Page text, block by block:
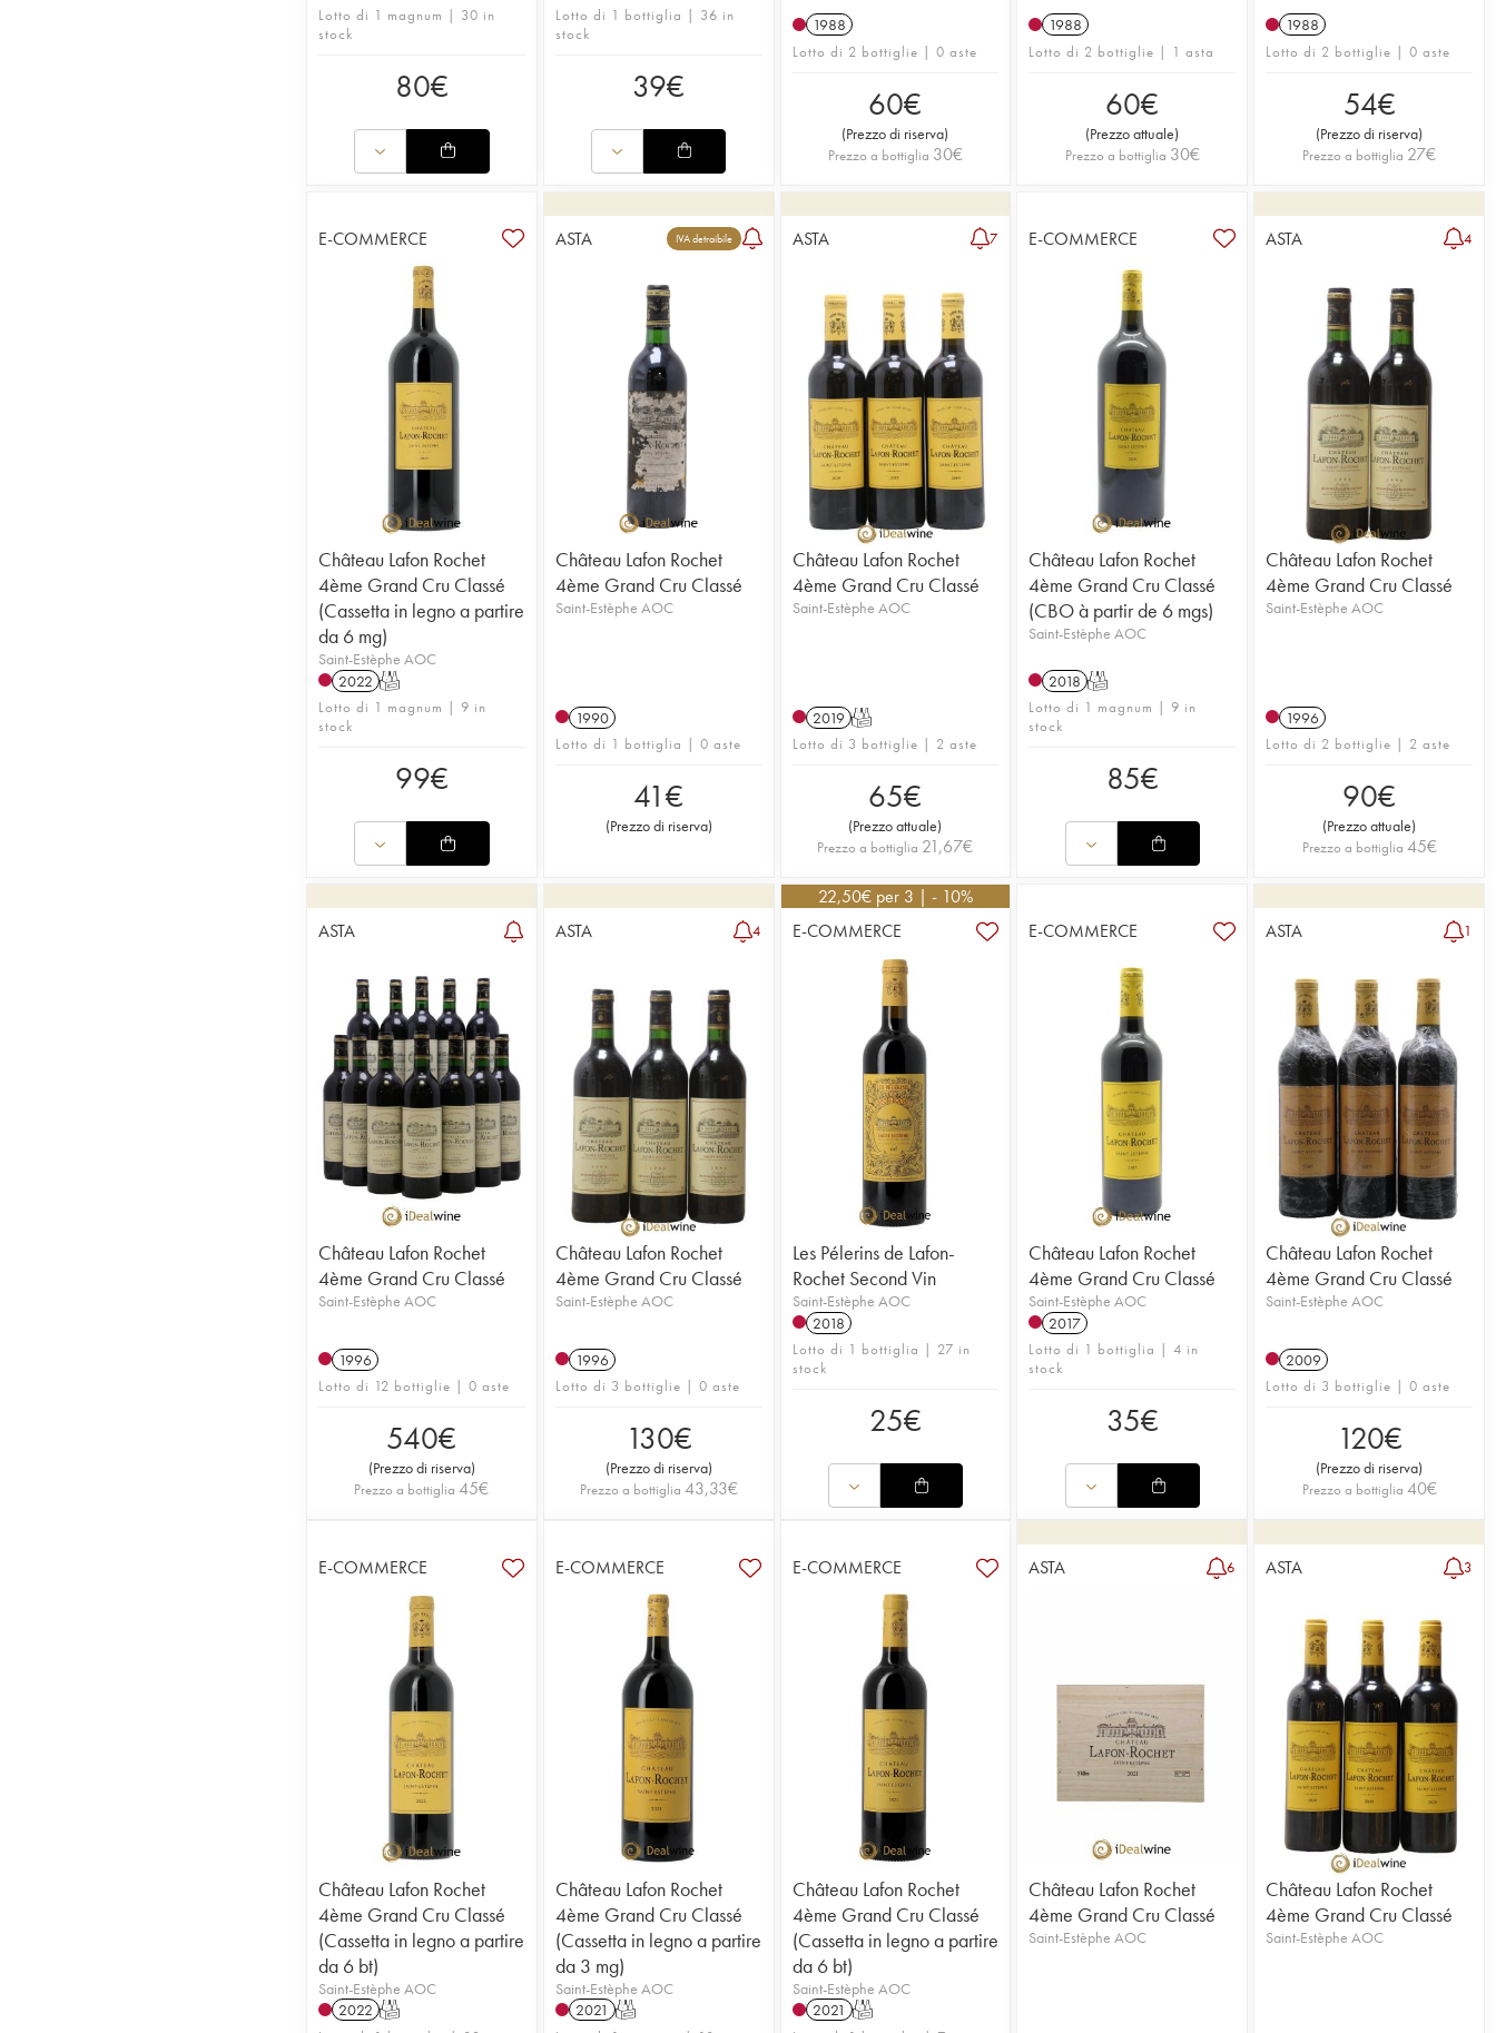
Lotto di 1 magnum | 30 in
stock
80€
Lotto di 1 bottiglia | 36 in
stock
39€
1988
Lotto di 2 bottiglie | 0 aste
60€
(Prezzo di riserva)
Prezzo a bottiglia 30€
1988
Lotto di 2 bottiglie | 1 asta
60€
(Prezzo attuale)
Prezzo a bottiglia 30€
1988
Lotto di 2 bottiglie | 0 aste
54€
(Prezzo di riserva)
Prezzo a bottiglia 27€
E-COMMERCE
Château Lafon Rochet
4ème Grand Cru Classé
(Cassetta in legno a partire
da 6 mg)
Saint-Estèphe AOC
2022 T
Lotto di 1 magnum | 9 in
stock
99€
ASTA IVA detraibile
Château Lafon Rochet
4ème Grand Cru Classé
Saint-Estèphe AOC
1990
Lotto di 1 bottiglia | 0 aste
41€
(Prezzo di riserva)
ASTA 7
Château Lafon Rochet
4ème Grand Cru Classé
Saint-Estèphe AOC
2019 T
Lotto di 3 bottiglie | 2 aste
65€
(Prezzo attuale)
Prezzo a bottiglia 21,67€
E-COMMERCE
Château Lafon Rochet
4ème Grand Cru Classé
(CBO à partir de 6 mgs)
Saint-Estèphe AOC
2018 T
Lotto di 1 magnum | 9 in
stock
85€
ASTA 4
Château Lafon Rochet
4ème Grand Cru Classé
Saint-Estèphe AOC
1996
Lotto di 2 bottiglie | 2 aste
90€
(Prezzo attuale)
Prezzo a bottiglia 45€
ASTA
Château Lafon Rochet
4ème Grand Cru Classé
Saint-Estèphe AOC
1996
Lotto di 12 bottiglie | 0 aste
540€
(Prezzo di riserva)
Prezzo a bottiglia 45€
ASTA 4
Château Lafon Rochet
4ème Grand Cru Classé
Saint-Estèphe AOC
1996
Lotto di 3 bottiglie | 0 aste
130€
(Prezzo di riserva)
Prezzo a bottiglia 43,33€
22,50€ per 3 | - 10%
E-COMMERCE
Les Pélerins de Lafon-
Rochet Second Vin
Saint-Estèphe AOC
2018
Lotto di 1 bottiglia | 27 in
stock
25€
E-COMMERCE
Château Lafon Rochet
4ème Grand Cru Classé
Saint-Estèphe AOC
2017
Lotto di 1 bottiglia | 4 in
stock
35€
ASTA 1
Château Lafon Rochet
4ème Grand Cru Classé
Saint-Estèphe AOC
2009
Lotto di 3 bottiglie | 0 aste
120€
(Prezzo di riserva)
Prezzo a bottiglia 40€
E-COMMERCE
Château Lafon Rochet
4ème Grand Cru Classé
(Cassetta in legno a partire
da 6 bt)
Saint-Estèphe AOC
2022 T
E-COMMERCE
Château Lafon Rochet
4ème Grand Cru Classé
(Cassetta in legno a partire
da 3 mg)
Saint-Estèphe AOC
2021 T
E-COMMERCE
Château Lafon Rochet
4ème Grand Cru Classé
(Cassetta in legno a partire
da 6 bt)
Saint-Estèphe AOC
2021 T
ASTA 6
Château Lafon Rochet
4ème Grand Cru Classé
Saint-Estèphe AOC
ASTA 3
Château Lafon Rochet
4ème Grand Cru Classé
Saint-Estèphe AOC